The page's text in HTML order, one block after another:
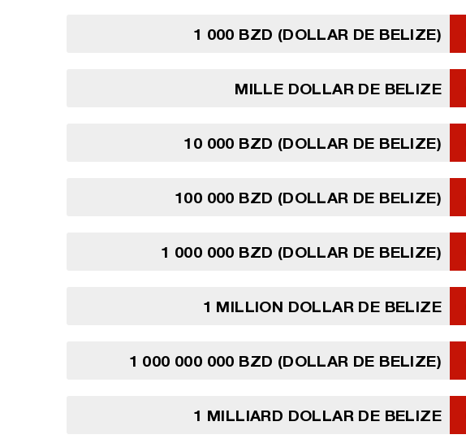
1 000 BZD (DOLLAR DE BELIZE)
MILLE DOLLAR DE BELIZE
10 000 BZD (DOLLAR DE BELIZE)
100 000 BZD (DOLLAR DE BELIZE)
1 000 000 BZD (DOLLAR DE BELIZE)
1 MILLION DOLLAR DE BELIZE
1 000 000 000 BZD (DOLLAR DE BELIZE)
1 MILLIARD DOLLAR DE BELIZE